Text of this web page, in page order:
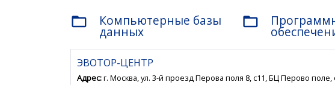
folder_open Компьютерные базы
данных
folder_open
ЭВОТОР-ЦЕНТР
Адрес:г. Москва, ул. 3-й проезд Перова поля 8, с11, БЦ Перово поле,